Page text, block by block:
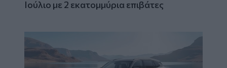
Ιούλιο με 2 εκατομμύρια επιβάτες